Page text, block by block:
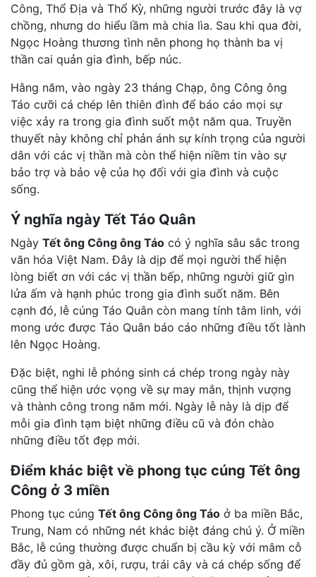
Công, Thổ Địa và Thổ Kỳ, những người trước đây là vợ
chồng, nhưng do hiểu lầm mà chia lìa. Sau khi qua đời,
Ngọc Hoàng thương tình nên phong họ thành ba vị
thần cai quản gia đình, bếp núc.
Hằng năm, vào ngày 23 tháng Chạp, ông Công ông
Táo cưỡi cá chép lên thiên đình để báo cáo mọi sự
việc xảy ra trong gia đình suốt một năm qua. Truyền
thuyết này không chỉ phản ánh sự kính trọng của người
dân với các vị thần mà còn thể hiện niềm tin vào sự
bảo trợ và bảo vệ của họ đối với gia đình và cuộc
sống.
Ý nghĩa ngày Tết Táo Quân
Ngày Tết ông Công ông Táo có ý nghĩa sâu sắc trong
văn hóa Việt Nam. Đây là dịp để mọi người thể hiện
lòng biết ơn với các vị thần bếp, những người giữ gìn
lửa ấm và hạnh phúc trong gia đình suốt năm. Bên
cạnh đó, lễ cúng Táo Quân còn mang tính tâm linh, với
mong ước được Táo Quân báo cáo những điều tốt lành
lên Ngọc Hoàng.
Đặc biệt, nghi lễ phóng sinh cá chép trong ngày này
cũng thể hiện ước vọng về sự may mắn, thịnh vượng
và thành công trong năm mới. Ngày lễ này là dịp để
mỗi gia đình tạm biệt những điều cũ và đón chào
những điều tốt đẹp mới.
Điểm khác biệt về phong tục cúng Tết ông
Công ở 3 miền
Phong tục cúng Tết ông Công ông Táo ở ba miền Bắc,
Trung, Nam có những nét khác biệt đáng chú ý. Ở miền
Bắc, lễ cúng thường được chuẩn bị cầu kỳ với mâm cỗ
đầy đủ gồm gà, xôi, rượu, trái cây và cá chép sống để